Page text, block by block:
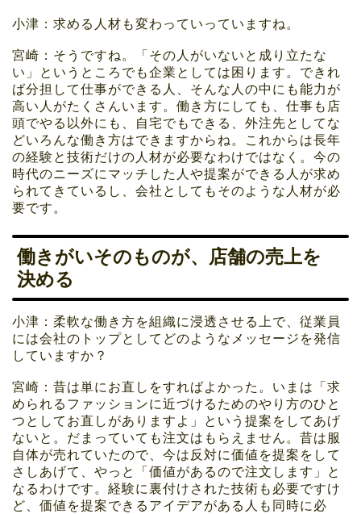
小津：求める人材も変わっていっていますね。
宮崎：そうですね。「その人がいないと成り立たな
い」というところでも企業としては困ります。できれ
ば分担して仕事ができる人、そんな人の中にも能力が
高い人がたくさんいます。働き方にしても、仕事も店
頭でやる以外にも、自宅でもできる、外注先としてな
どいろんな働き方はできますからね。これからは長年
の経験と技術だけの人材が必要なわけではなく。今の
時代のニーズにマッチした人や提案ができる人が求め
られてきているし、会社としてもそのような人材が必
要です。
働きがいそのものが、店舗の売上を
決める
小津：柔軟な働き方を組織に浸透させる上で、従業員
には会社のトップとしてどのようなメッセージを発信
していますか？
宮崎：昔は単にお直しをすればよかった。いまは「求
められるファッションに近づけるためのやり方のひと
つとしてお直しがありますよ」という提案をしてあげ
ないと。だまっていても注文はもらえません。昔は服
自体が売れていたので、今は反対に価値を提案をして
さしあげて、やっと「価値があるので注文します」と
なるわけです。経験に裏付けされた技術も必要ですけ
ど、価値を提案できるアイデアがある人も同時に必